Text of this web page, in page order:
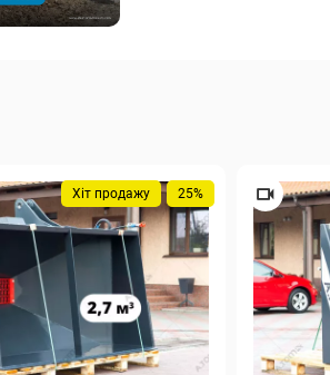
Хіт продажу 25%